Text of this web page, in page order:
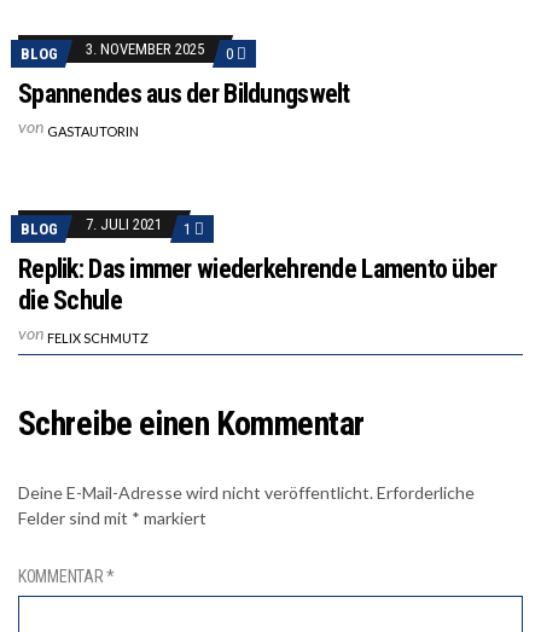
BLOG 3. NOVEMBER 2025 0
Spannendes aus der Bildungswelt
von GASTAUTORIN
BLOG 7. JULI 2021 1
Replik: Das immer wiederkehrende Lamento über
die Schule
von FELIX SCHMUTZ
Schreibe einen Kommentar
Deine E-Mail-Adresse wird nicht veröffentlicht.Erforderliche
Felder sind mit * markiert
KOMMENTAR*